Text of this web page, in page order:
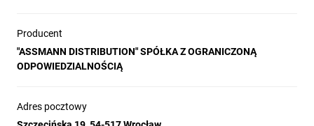
Producent
"ASSMANN DISTRIBUTION" SPÓŁKA Z OGRANICZONĄ
ODPOWIEDZIALNOŚCIĄ
Adres pocztowy